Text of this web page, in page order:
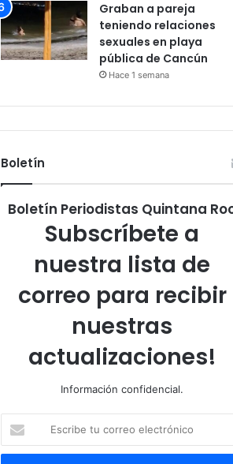
Graban a pareja
teniendo relaciones
sexuales en playa
pública de Cancún
Hace 1 semana
Boletín
Boletín Periodistas Quintana
Subscríbete a
nuestra lista de
correo para recibir
nuestras
actualizaciones!
Información confidencial.
tu
correo